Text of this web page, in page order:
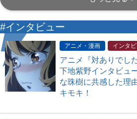
#インタビュー
アニメ・漫画 インタ
アニメ『対ありでし
下地紫野インタビュ
な珠樹に共感した理
キモキ！